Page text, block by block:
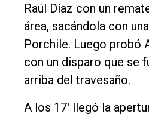
Raúl Díaz con un
área, sacándola con
Porchile. Luego probó
con un disparo que se
arriba del travesaño.
A los 17' llegó la